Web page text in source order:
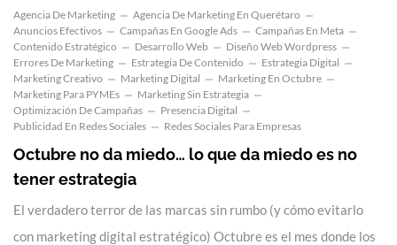
Agencia De Marketing
Agencia De Marketing En Querétaro
Anuncios Efectivos
Campañas En Google Ads
Campañas En Meta
Contenido Estratégico
Desarrollo Web
Diseño Web Wordpress
Errores De Marketing
Estrategia De Contenido
Estrategia Digital
Marketing Creativo
Marketing Digital
Marketing En Octubre
Marketing Para PYMEs
Marketing Sin Estrategia
Optimización De Campañas
Presencia Digital
Publicidad En Redes Sociales
Redes Sociales Para Empresas
Octubre no da miedo… lo que da miedo es no
tener estrategia
El verdadero terror de las marcas sin rumbo (y cómo evitarlo
con marketing digital estratégico) Octubre es el mes donde los